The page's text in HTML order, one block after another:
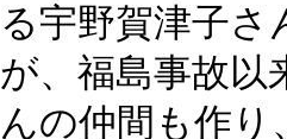
る宇野賀津子さ
が、福島事故以
んの仲間も作り